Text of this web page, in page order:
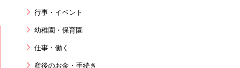
行事・イベント
幼稚園・保育園
仕事・働く
産後のお金・手続き